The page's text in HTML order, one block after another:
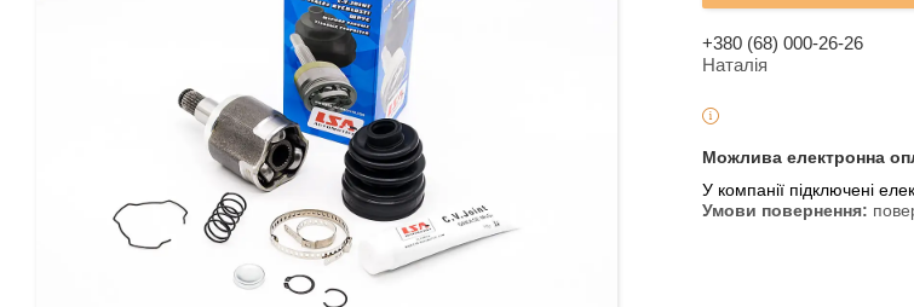
+380 (68) 000-26-26
Наталія
У компанії підключені